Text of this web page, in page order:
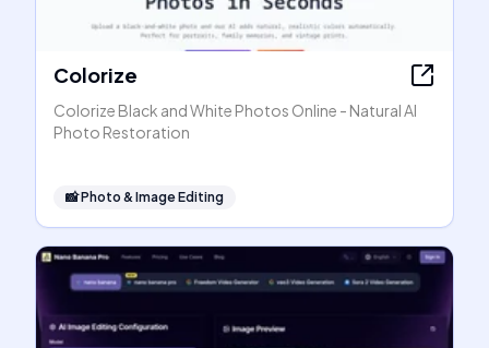
Colorize
Colorize Black and White Photos Online - Natural AI
Photo Restoration
📸Photo & Image Editing